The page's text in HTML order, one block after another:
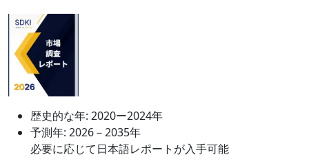
歴史的な年: 2020ー2024年
予測年: 2026－2035年
必要に応じて日本語レポートが入手可能